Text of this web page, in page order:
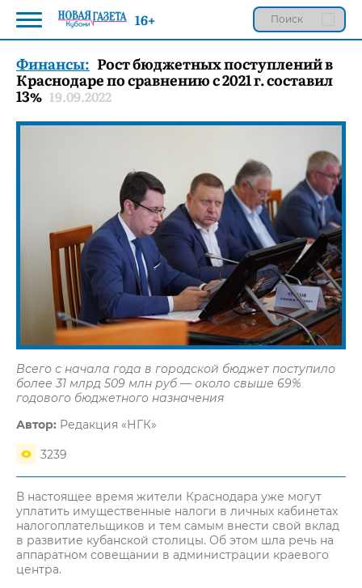
Финансы: Рост бюджетных поступлений в
Краснодаре по сравнению с 2021 г. составил
13% 19.09.2022
Всего с начала года в городской бюджет поступило
более 31 млрд 509 млн руб — около свыше 69%
годового бюджетного назначения
Автор: Редакция «НГК»
3239
В настоящее время жители Краснодара уже могут
уплатить имущественные налоги в личных кабинетах
налогоплательщиков и тем самым внести свой вклад
в развитие кубанской столицы. Об этом шла речь на
аппаратном совещании в администрации краевого
центра.
16+